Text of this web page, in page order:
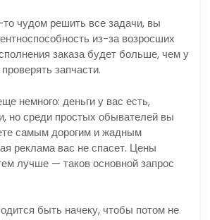
чудом решить все задачи, вы
из-за возросших
заказа будет больше, чем у
запчасти.
немного: деньги у вас есть,
но среди простых обывателей вы
самым дорогим и жадным
реклама вас не спасет. Цены
лучше — таков основной запрос
быть начеку, чтобы потом не